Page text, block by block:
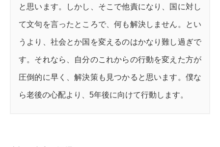
と思います。しかし、そこで他責になり、国に対し
て文句を言ったところで、何も解決しません。とい
うより、社会とか国を変えるのはかなり難し過ぎで
す。それなら、自分のこれからの行動を変えた方が
圧倒的に早く、解決策も見つかると思います。僕な
ら老後の心配より、5年後に向けて行動します。